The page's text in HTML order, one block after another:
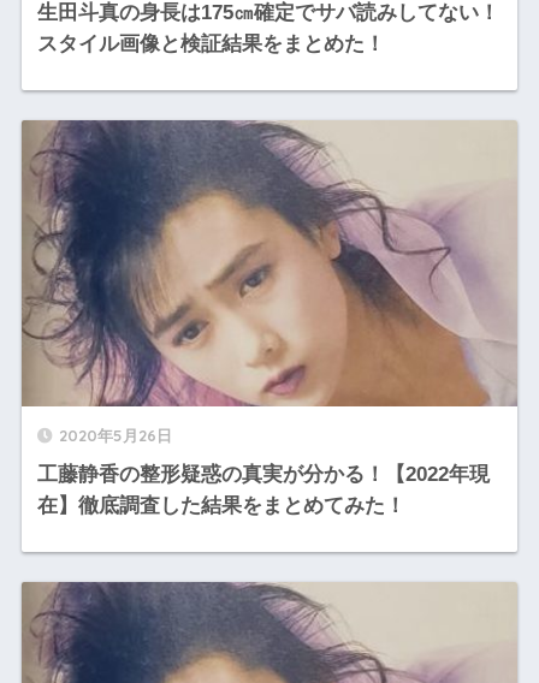
生田斗真の身長は175㎝確定でサバ読みしてない！
スタイル画像と検証結果をまとめた！
2020年5月26日
工藤静香の整形疑惑の真実が分かる！【2022年現
在】徹底調査した結果をまとめてみた！